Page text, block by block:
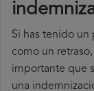
Si has tenido un
como un
importante que
una